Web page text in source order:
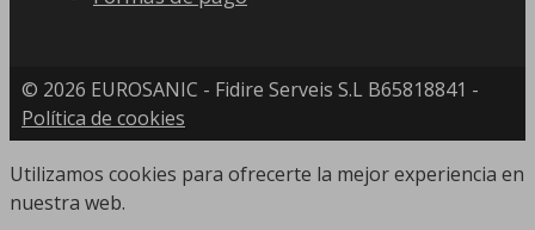
© 2026 EUROSANIC - Fidire Serveis S.L B65818841 -
Política de cookies
Utilizamos cookies para ofrecerte la mejor experiencia en
nuestra web.